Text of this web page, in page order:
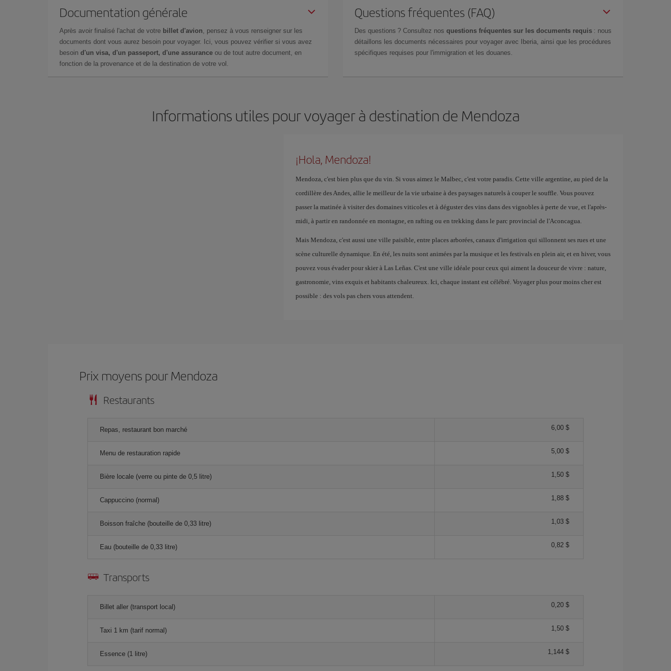
Documentation générale
Après avoir finalisé l'achat de votre billet d'avion, pensez à vous renseigner sur les
documents dont vous aurez besoin pour voyager. Ici, vous pouvez vérifier si vous avez
besoin d'un visa, d'un passeport, d'une assurance ou de tout autre document, en
fonction de la provenance et de la destination de votre vol.
Questions fréquentes (FAQ)
Des questions ? Consultez nos questions fréquentes sur les documents requis : nous
détaillons les documents nécessaires pour voyager avec Iberia, ainsi que les procédures
spécifiques requises pour l'immigration et les douanes.
Informations utiles pour voyager à destination de Mendoza
¡Hola, Mendoza!
Mendoza, c'est bien plus que du vin. Si vous aimez le Malbec, c'est votre paradis. Cette ville argentine, au pied de la
cordillère des Andes, allie le meilleur de la vie urbaine à des paysages naturels à couper le souffle. Vous pouvez
passer la matinée à visiter des domaines viticoles et à déguster des vins dans des vignobles à perte de vue, et l'après-
midi, à partir en randonnée en montagne, en rafting ou en trekking dans le parc provincial de l'Aconcagua.
Mais Mendoza, c'est aussi une ville paisible, entre places arborées, canaux d'irrigation qui sillonnent ses rues et une
scène culturelle dynamique. En été, les nuits sont animées par la musique et les festivals en plein air, et en hiver, vous
pouvez vous évader pour skier à Las Leñas. C'est une ville idéale pour ceux qui aiment la douceur de vivre : nature,
gastronomie, vins exquis et habitants chaleureux. Ici, chaque instant est célébré. Voyager plus pour moins cher est
possible : des vols pas chers vous attendent.
Prix ​​moyens pour Mendoza
Restaurants
Repas, restaurant bon marché 6,00 $
Menu de restauration rapide 5,00 $
Bière locale (verre ou pinte de 0,5 litre) 1,50 $
Cappuccino (normal) 1,88 $
Boisson fraîche (bouteille de 0,33 litre) 1,03 $
Eau (bouteille de 0,33 litre) 0,82 $
Transports
Billet aller (transport local) 0,20 $
Taxi 1 km (tarif normal) 1,50 $
Essence (1 litre) 1,144 $